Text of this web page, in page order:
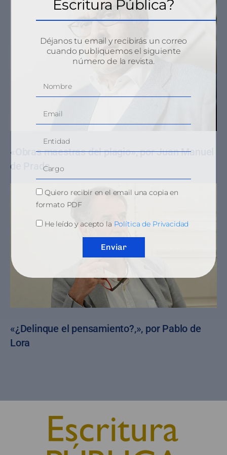
«Obras maestras del plagio», por Juan Manuel
de Prada
«¿Delinque el pensamiento?,», por Pablo de
Lora
Escritura Pública?
Déjanos tu email y recibirás un correo
cuando publiquemos el siguiente
número de la revista.
Quiero recibir en el email una copia en
formato PDF
He leído y acepto la Política de Privacidad
Enviar